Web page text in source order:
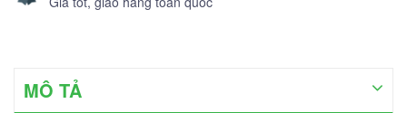
MÔ TẢ